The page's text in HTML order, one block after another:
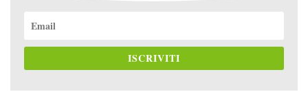
ISCRIVITI